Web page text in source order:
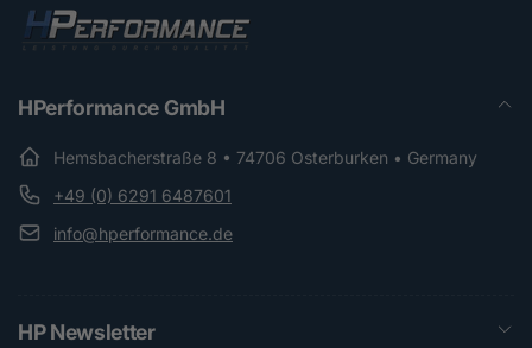
HPerformance GmbH
Hemsbacherstraße 8 • 74706 Osterburken • Germany
+49 (0) 6291 6487601
info@hperformance.de
HP Newsletter